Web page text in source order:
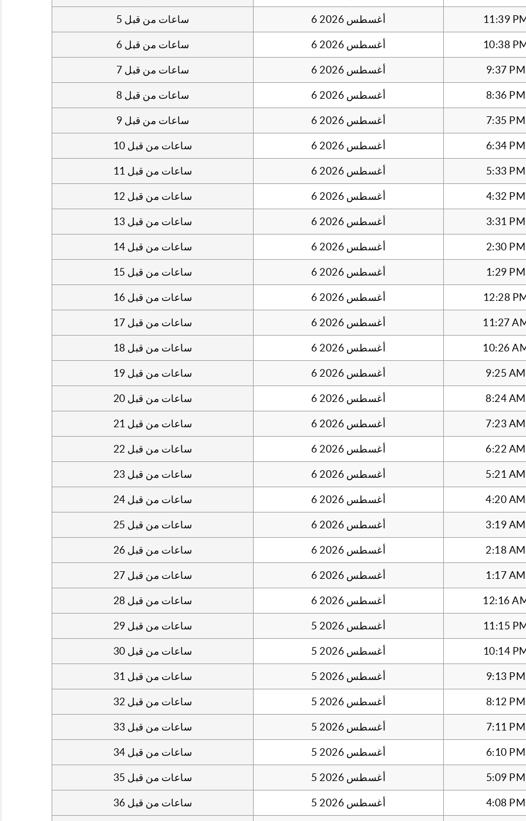
5 ساعات من قبل 6 أغسطس 2026 11:39
6 ساعات من قبل 6 أغسطس 2026 10:38
7 ساعات من قبل 6 أغسطس 2026 9:37 PM
8 ساعات من قبل 6 أغسطس 2026 8:36 PM
9 ساعات من قبل 6 أغسطس 2026 7:35 PM
10 ساعات من قبل 6 أغسطس 2026 6:34 PM
11 ساعات من قبل 6 أغسطس 2026 5:33 PM
12 ساعات من قبل 6 أغسطس 2026 4:32 PM
13 ساعات من قبل 6 أغسطس 2026 3:31 PM
14 ساعات من قبل 6 أغسطس 2026 2:30 PM
15 ساعات من قبل 6 أغسطس 2026 1:29 PM
16 ساعات من قبل 6 أغسطس 2026 12:28
17 ساعات من قبل 6 أغسطس 2026 11:27
18 ساعات من قبل 6 أغسطس 2026 10:26
19 ساعات من قبل 6 أغسطس 2026 9:25 AM
20 ساعات من قبل 6 أغسطس 2026 8:24 AM
21 ساعات من قبل 6 أغسطس 2026 7:23 AM
22 ساعات من قبل 6 أغسطس 2026 6:22 AM
23 ساعات من قبل 6 أغسطس 2026 5:21 AM
24 ساعات من قبل 6 أغسطس 2026 4:20 AM
25 ساعات من قبل 6 أغسطس 2026 3:19 AM
26 ساعات من قبل 6 أغسطس 2026 2:18 AM
27 ساعات من قبل 6 أغسطس 2026 1:17 AM
28 ساعات من قبل 6 أغسطس 2026 12:16
29 ساعات من قبل 5 أغسطس 2026 11:15
30 ساعات من قبل 5 أغسطس 2026 10:14
31 ساعات من قبل 5 أغسطس 2026 9:13 PM
32 ساعات من قبل 5 أغسطس 2026 8:12 PM
33 ساعات من قبل 5 أغسطس 2026 7:11 PM
34 ساعات من قبل 5 أغسطس 2026 6:10 PM
35 ساعات من قبل 5 أغسطس 2026 5:09 PM
36 ساعات من قبل 5 أغسطس 2026 4:08 PM